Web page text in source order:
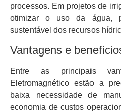
processos. Em projetos de
otimizar o uso da água,
sustentável dos recursos
Vantagens e
Entre as principais
Eletromagnético estão a
baixa necessidade de
economia de custos